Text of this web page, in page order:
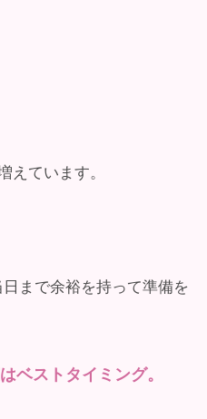
ています。
まで余裕を持って準備を
ベストタイミング。